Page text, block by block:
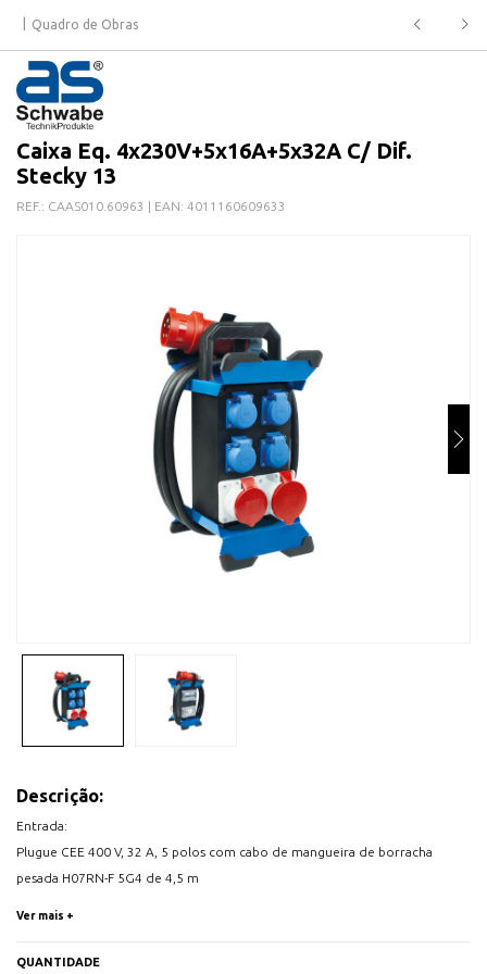
Quadro de Obras
Caixa Eq. 4x230V+5x16A+5x32A C/ Dif.
Stecky 13
REF.: CAAS010.60963 | EAN: 4011160609633
Descrição:
Entrada:
Plugue CEE 400 V, 32 A, 5 polos com cabo de mangueira de borracha
pesada H07RN-F 5G4 de 4,5 m
1x tomada CEE 400 V, 16 A, 5 pinos
Ver mais +
QUANTIDADE